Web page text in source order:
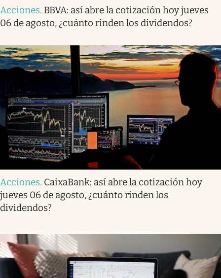
Acciones. BBVA: así abre la cotización hoy jueves
06 de agosto, ¿cuánto rinden los dividendos?
Acciones. CaixaBank: así abre la cotización hoy
jueves 06 de agosto, ¿cuánto rinden los
dividendos?